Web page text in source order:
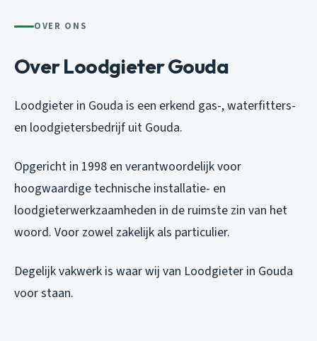
OVER ONS
Over Loodgieter Gouda
Loodgieter in Gouda is een erkend gas-, waterfitters-
en loodgietersbedrijf uit Gouda.
Opgericht in 1998 en verantwoordelijk voor
hoogwaardige technische installatie- en
loodgieterwerkzaamheden in de ruimste zin van het
woord. Voor zowel zakelijk als particulier.
Degelijk vakwerk is waar wij van Loodgieter in Gouda
voor staan.